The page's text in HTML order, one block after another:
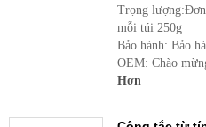
Trọng
mỗi túi 250g
Bảo hành: Bảo
OEM: Chào
Hơn